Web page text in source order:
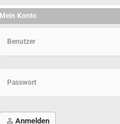
Mein Konto
Anmelden